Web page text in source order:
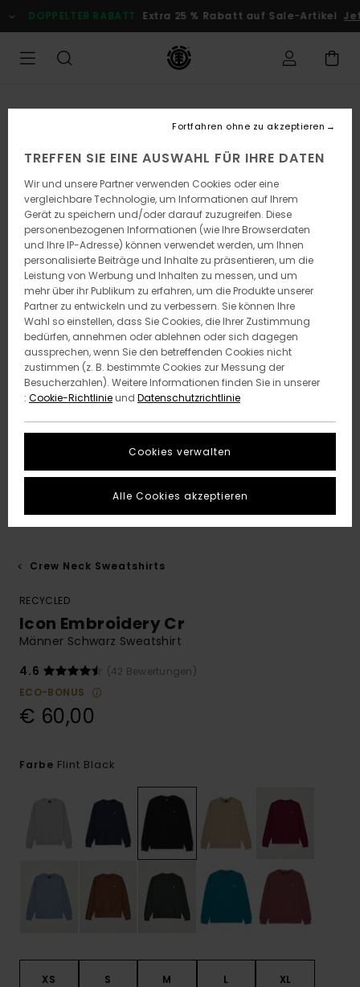
zur
Produktinformation
DOPPELTER RABATT Extra 25 % Rabatt auf Sale-Artikel
Crew Neck Sweatshirts
RECYCLED
Icon Embroidery Cr
Männer Schwarz Sweatshirt
4.6
(42 Bewertungen)
ECO-BONUS
€ 60,00
Farbe Flint Black
XS S M L XL
TREFFEN SIE EINE AUSWAHL FÜR IHRE DATEN
Wir und unsere Partner verwenden Cookies oder eine
vergleichbare Technologie, um Informationen auf Ihrem
Gerät zu speichern und/oder darauf zuzugreifen. Diese
personenbezogenen Informationen (wie Ihre Browserdaten
und Ihre IP-Adresse) können verwendet werden, um Ihnen
personalisierte Beiträge und Inhalte zu präsentieren, um die
Leistung von Werbung und Inhalten zu messen, und um
mehr über ihr Publikum zu erfahren, um die Produkte unserer
Partner zu entwickeln und zu verbessern. Sie können Ihre
Wahl so einstellen, dass Sie Cookies, die Ihrer Zustimmung
bedürfen, annehmen oder ablehnen oder sich dagegen
aussprechen, wenn Sie den betreffenden Cookies nicht
zustimmen (z. B. bestimmte Cookies zur Messung der
Besucherzahlen). Weitere Informationen finden Sie in unserer
: Cookie-Richtlinieund Datenschutzrichtlinie
Cookies verwalten
Fortfahren ohne zu akzeptieren
Alle Cookies akzeptieren